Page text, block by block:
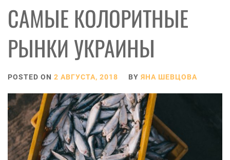
САМЫЕ КОЛОРИТНЫЕ
РЫНКИ УКРАИНЫ
POSTED ON 2 АВГУСТА, 2018 BY ЯНА ШЕВЦОВА